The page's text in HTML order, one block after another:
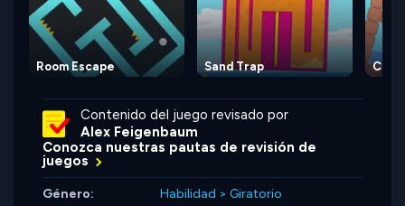
Room Escape Sand Trap
Contenido del juego revisado por
Alex Feigenbaum
Conozca nuestras pautas de revisión de
juegos
Género: Habilidad > Giratorio